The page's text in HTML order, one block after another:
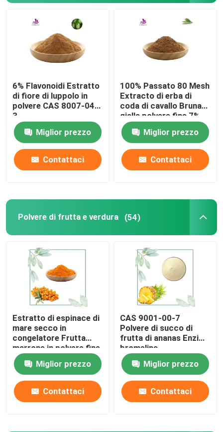
6% Flavonoidi Estratto
di fiore di luppolo in
polvere CAS 8007-04-
3
Miglior prezzo
Contattaci
100% Passato 80 Mesh
Extracto di erba di
coda di cavallo Bruna
gialla polvere fine 7%
Miglior prezzo
Contattaci
Polvere di frutta e verdura (54)
Estratto di espinace di
mare secco in
congelatore Frutta
marrone in polvere fine
Miglior prezzo
Contattaci
CAS 9001-00-7
Polvere di succo di
frutta di ananas Enzima
bromelina
Miglior prezzo
Contattaci